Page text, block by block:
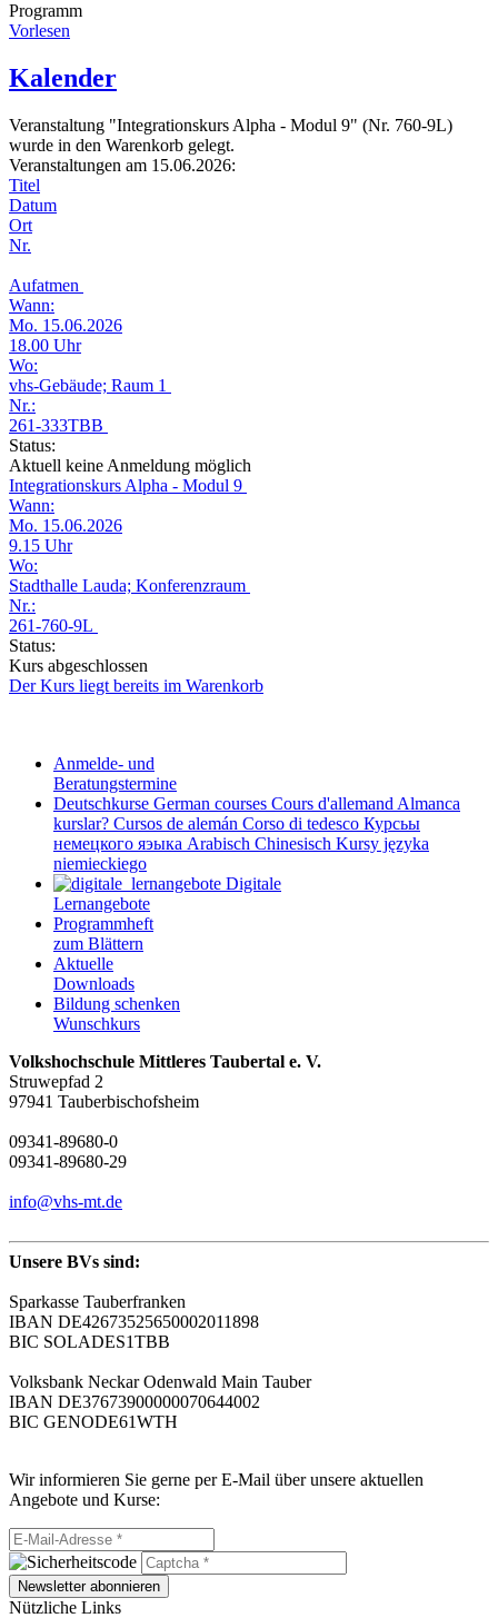
Programm
Vorlesen
Kalender
Veranstaltung "Integrationskurs Alpha - Modul 9" (Nr. 760-9L)
wurde in den Warenkorb gelegt.
Veranstaltungen am 15.06.2026:
Titel
Datum
Ort
Nr.
Aufatmen
Wann:
Mo. 15.06.2026
18.00 Uhr
Wo:
vhs-Gebäude; Raum 1
Nr.:
261-333TBB
Status:
Aktuell keine Anmeldung möglich
Integrationskurs Alpha - Modul 9
Wann:
Mo. 15.06.2026
9.15 Uhr
Wo:
Stadthalle Lauda; Konferenzraum
Nr.:
261-760-9L
Status:
Kurs abgeschlossen
Der Kurs liegt bereits im Warenkorb
Anmelde- und
Beratungstermine
Deutschkurse German courses Cours d'allemand Almanca
kurslar? Cursos de alemán Corso di tedesco Курсьы
немецкого яэыка Arabisch Chinesisch Kursy języka
niemieckiego
Digitale
Lernangebote
Programmheft
zum Blättern
Aktuelle
Downloads
Bildung schenken
Wunschkurs
Volkshochschule Mittleres Taubertal e. V.
Struwepfad 2
97941 Tauberbischofsheim
09341-89680-0
09341-89680-29
info@vhs-mt.de
Unsere BVs sind:
Sparkasse Tauberfranken
IBAN DE42673525650002011898
BIC SOLADES1TBB
Volksbank Neckar Odenwald Main Tauber
IBAN DE37673900000070644002
BIC GENODE61WTH
Wir informieren Sie gerne per E-Mail über unsere aktuellen
Angebote und Kurse:
Newsletter abonnieren
Nützliche Links